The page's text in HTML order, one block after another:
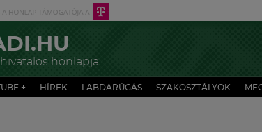
hivatalos honlapja
+ HÍREK LABDARÚGÁS SZAKOSZTÁLYOK